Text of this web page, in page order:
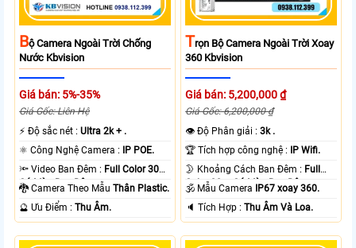
BỘ Camera Ngoài Trời Chống
Nước Kbvision
Giá bán: 5%-35%
Giá Gốc: Liên Hệ
️⚡ Độ sắc nét :Ultra 2k + .
⚛️ Công Nghệ Camera : IP POE.
🔦 Video Ban Đêm : Full Color 30m
Có Màu Ban Ðêm.
🐉️ Camera Theo MẫuThân Plastic.
️🔮 Ưu Điểm :Thu Âm.
TRọn Bộ Camera Ngoài Trời Xoay
360 Kbvision
Giá bán: 5,200,000 ₫
Giá Gốc: 6,200,000 ₫
👁 Độ Phân giải :3k .
🏆 Tích hợp công nghệ : IP Wifi.
🌛 Khoảng Cách Ban Đêm : Full
Color 30m Có Màu Ban Ðêm.
🕉️ Mẫu Camera IP67 xoay 360.
️🔈 Tích Hợp :Thu Âm Và Loa.